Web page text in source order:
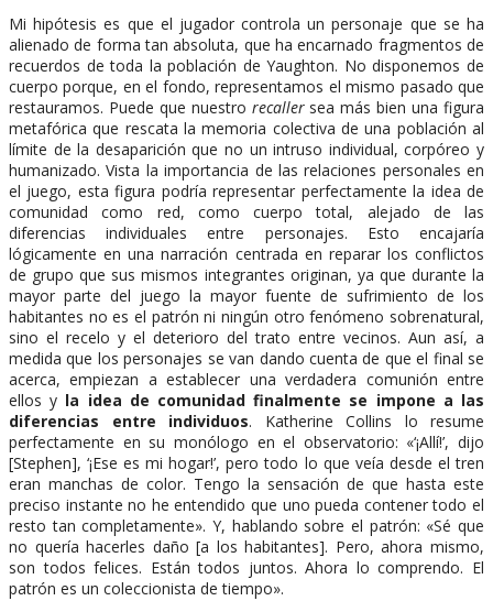
Mi hipótesis es que el jugador controla un personaje que se ha
alienado de forma tan absoluta, que ha encarnado fragmentos de
recuerdos de toda la población de Yaughton. No disponemos de
cuerpo porque, en el fondo, representamos el mismo pasado que
restauramos. Puede que nuestro recallersea más bien una figura
metafórica que rescata la memoria colectiva de una población al
límite de la desaparición que no un intruso individual, corpóreo y
humanizado. Vista la importancia de las relaciones personales en
el juego, esta figura podría representar perfectamente la idea de
comunidad como red, como cuerpo total, alejado de las
diferencias individuales entre personajes. Esto encajaría
lógicamente en una narración centrada en reparar los conflictos
de grupo que sus mismos integrantes originan, ya que durante la
mayor parte del juego la mayor fuente de sufrimiento de los
habitantes no es el patrón ni ningún otro fenómeno sobrenatural,
sino el recelo y el deterioro del trato entre vecinos. Aun así, a
medida que los personajes se van dando cuenta de que el final se
acerca, empiezan a establecer una verdadera comunión entre
ellos y la idea de comunidad finalmente se impone a las
diferencias entre individuos. Katherine Collins lo resume
perfectamente en su monólogo en el observatorio: «‘¡Allí!’, dijo
[Stephen], ‘¡Ese es mi hogar!’, pero todo lo que veía desde el tren
eran manchas de color. Tengo la sensación de que hasta este
preciso instante no he entendido que uno pueda contener todo el
resto tan completamente». Y, hablando sobre el patrón: «Sé que
no quería hacerles daño [a los habitantes]. Pero, ahora mismo,
son todos felices. Están todos juntos. Ahora lo comprendo. El
patrón es un coleccionista de tiempo».